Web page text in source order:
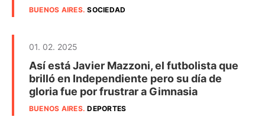
BUENOS AIRES.SOCIEDAD
01. 02. 2025
Así está Javier Mazzoni, el futbolista que
brilló en Independiente pero su día de
gloria fue por frustrar a Gimnasia
BUENOS AIRES.DEPORTES